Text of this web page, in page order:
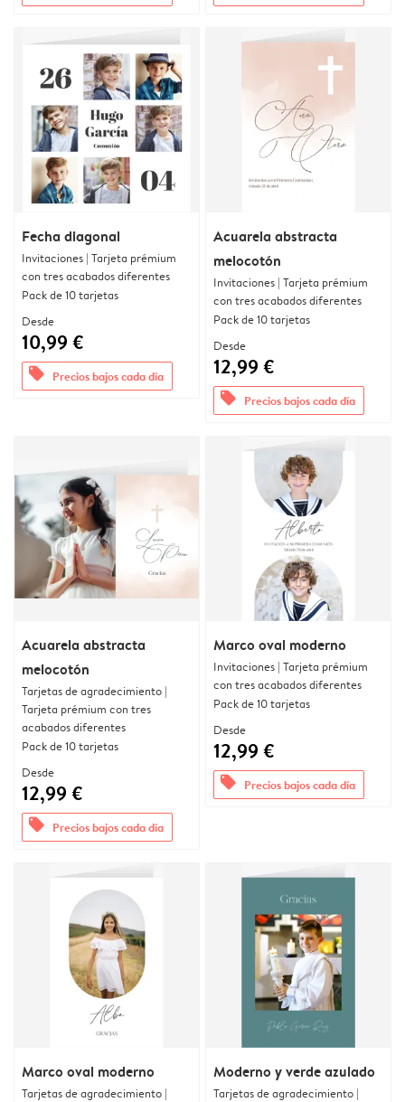
Fecha diagonal
Invitaciones | Tarjeta prémium
con tres acabados diferentes
Pack de 10 tarjetas
Desde
10,99 €
offers Precios bajos cada día
Acuarela abstracta
melocotón
Invitaciones | Tarjeta prémium
con tres acabados diferentes
Pack de 10 tarjetas
Desde
12,99 €
offers Precios bajos cada día
Acuarela abstracta
melocotón
Tarjetas de agradecimiento |
Tarjeta prémium con tres
acabados diferentes
Pack de 10 tarjetas
Desde
12,99 €
offers Precios bajos cada día
Marco oval moderno
Invitaciones | Tarjeta prémium
con tres acabados diferentes
Pack de 10 tarjetas
Desde
12,99 €
offers Precios bajos cada día
Marco oval moderno
Tarjetas de agradecimiento |
Moderno y verde azulado
Tarjetas de agradecimiento |